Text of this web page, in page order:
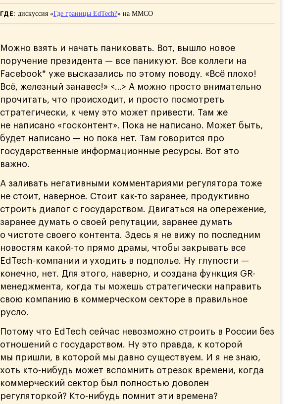
ГДЕ: дискуссия «Где границы EdTech?» на ММСО
Можно взять и начать паниковать. Вот, вышло новое
поручение президента — все паникуют. Все коллеги на
Facebook* уже высказались по этому поводу. «Всё плохо!
Всё, железный занавес!» <…> А можно просто внимательно
прочитать, что происходит, и просто посмотреть
стратегически, к чему это может привести. Там же
не написано «госконтент». Пока не написано. Может быть,
будет написано — но пока нет. Там говорится про
государственные информационные ресурсы. Вот это
важно.
А заливать негативными комментариями регулятора тоже
не стоит, наверное. Стоит как-то заранее, продуктивно
строить диалог с государством. Двигаться на опережение,
заранее думать о своей репутации, заранее думать
о чистоте своего контента. Здесь я не вижу по последним
новостям какой-то прямо драмы, чтобы закрывать все
EdTech-компании и уходить в подполье. Ну глупости —
конечно, нет. Для этого, наверно, и создана функция GR-
менеджмента, когда ты можешь стратегически направить
свою компанию в коммерческом секторе в правильное
русло.
Потому что EdTech сейчас невозможно строить в России без
отношений с государством. Ну это правда, к которой
мы пришли, в которой мы давно существуем. И я не знаю,
хоть кто-нибудь может вспомнить отрезок времени, когда
коммерческий сектор был полностью доволен
регуляторкой? Кто-нибудь помнит эти времена?